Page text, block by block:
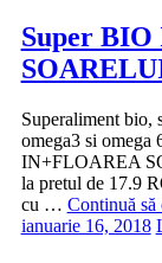
Super
Superaliment bio,
omega3 si omega
IN+FLOAREA
la pretul de 17.9
cu … Continuă să
ianuarie 16, 2018